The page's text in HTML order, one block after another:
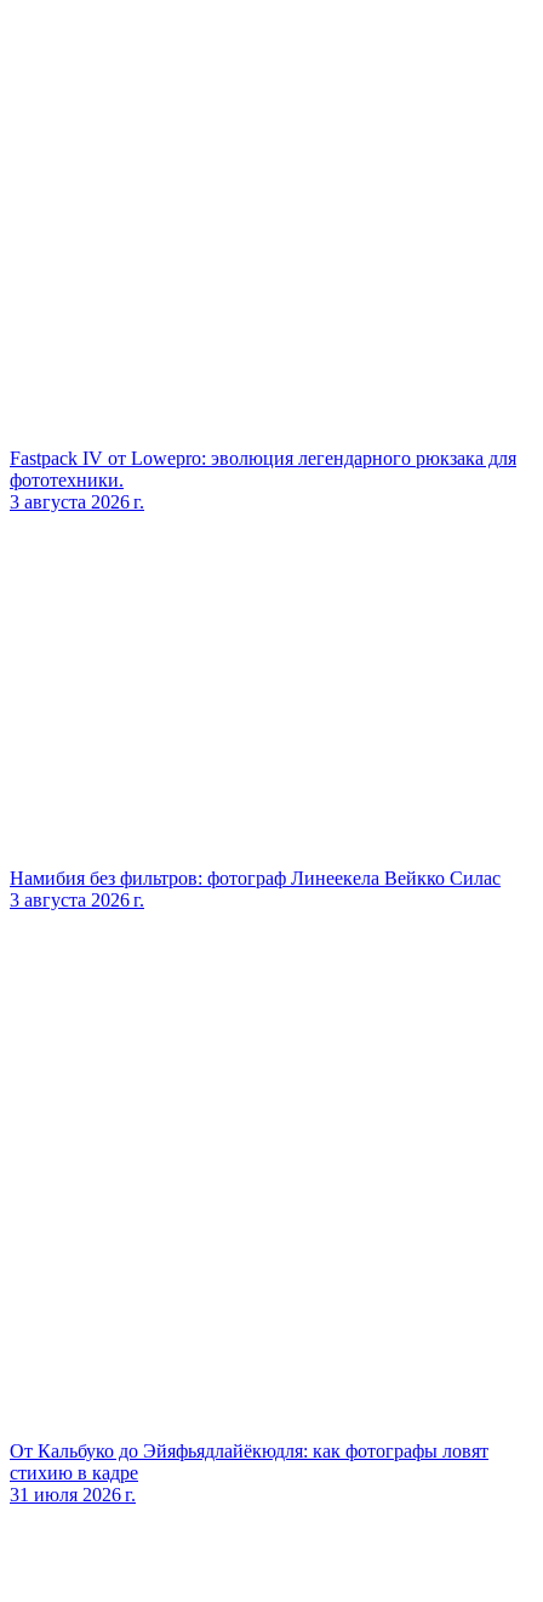
Fastpack IV от Lowepro: эволюция легендарного рюкзака для
фототехники.
3 августа 2026 г.
Намибия без фильтров: фотограф Линеекела Вейкко Силас
3 августа 2026 г.
От Кальбуко до Эйяфьядлайёкюдля: как фотографы ловят
стихию в кадре
31 июля 2026 г.